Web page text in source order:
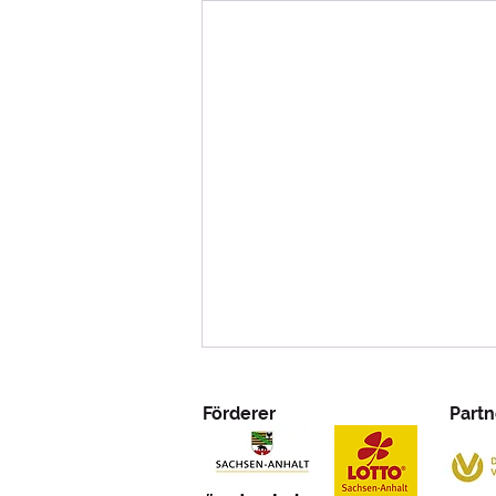
Förderer